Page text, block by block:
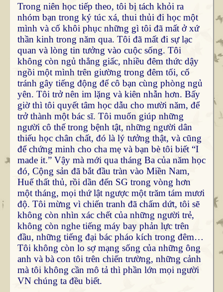
Trong niên học tiếp theo, tôi bị tách khỏi ra
nhóm bạn trong ký túc xá, thui thủi đi học một
mình và cố khôi phục những gì tôi đã mất ở xứ
thần kinh trong năm qua. Tôi đã mất đi sự lạc
quan và lòng tin tưởng vào cuộc sống. Tôi
không còn ngủ thẳng giấc, nhiều đêm thức dậy
ngồi một mình trên giường trong đêm tối, cố
tránh gây tiếng động để cô bạn cùng phòng ngủ
yên. Tôi trở nên im lặng và kiên nhẫn hơn. Bấy
giờ thì tôi quyết tâm học dẫu cho mười năm, để
trở thành một bác sĩ. Tôi muốn giúp những
người cô thế trong bệnh tật, những người dân
thiếu học chân chất, đó là lý tưởng thật, và cũng
để chứng minh cho cha mẹ và bạn bè tôi biết “I
made it.” Vậy mà mới qua tháng Ba của năm học
đó, Cộng sản đã bắt đầu tràn vào Miền Nam,
Huế thất thủ, rồi dần đến SG trong vòng hơn
một tháng, mọi thứ lật ngược một trăm tám mươi
độ. Tôi mừng vì chiến tranh đã chấm dứt, tôi sẽ
không còn nhìn xác chết của những người trẻ,
không còn nghe tiếng máy bay phản lực trên
đầu, những tiếng đại bác pháo kích trong đêm…
Tôi không còn lo sợ mạng sống của những ông
anh và bà con tôi trên chiến trường, những cảnh
mà tôi không cần mô tả thì phần lớn mọi người
VN chúng ta đều biết.